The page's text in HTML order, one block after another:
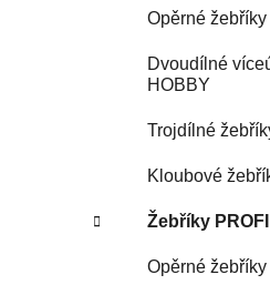
e
Opěrné
Dvoudílné
HOBBY
Trojdílné
Kloubové
Žebříky PROFI
Opěrné žebříky